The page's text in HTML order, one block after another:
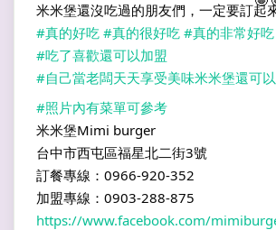
米米堡還沒吃過的朋友們，一定要訂起
#真的好吃 #真的很好吃 #真的非常好吃
#吃了喜歡還可以加盟
#自己當老闆天天享受美味米米堡還可
#照片內有菜單可參考
米米堡Mimi burger
台中市西屯區福星北二街3號
訂餐專線：0966-920-352
加盟專線：0903-288-875
https://www.facebook.com/